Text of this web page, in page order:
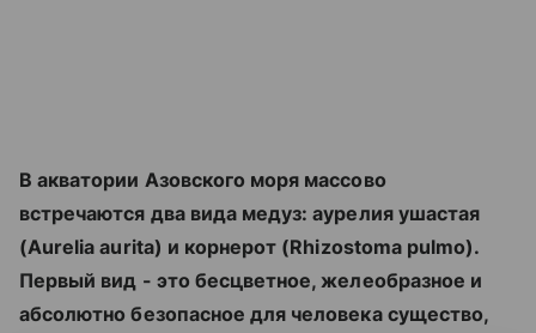
В акватории Азовского моря массово
встречаются два вида медуз: аурелия ушастая
(Aurelia aurita) и корнерот (Rhizostoma pulmo).
Первый вид - это бесцветное, желеобразное и
абсолютно безопасное для человека существо,